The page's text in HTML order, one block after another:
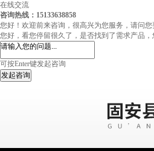
在线交流
咨询热线：15133638858
您好！欢迎前来咨询，很高兴为您服务，请问您
您好，看您停留很久了，是否找到了需求产品，
可按Enter键发起咨询
发起咨询